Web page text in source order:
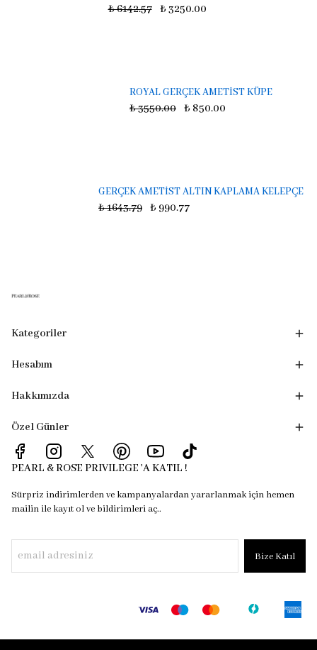
₺ 6142.57
₺ 3250.00
ROYAL GERÇEK AMETİST KÜPE
₺ 3550.00
₺ 850.00
GERÇEK AMETİST ALTIN KAPLAMA KELEPÇE
₺ 1643.79
₺ 990.77
Kategoriler
Hesabım
Hakkımızda
Özel Günler
PEARL & ROSE PRIVILEGE 'A KATIL !
Sürpriz indirimlerden ve kampanyalardan yararlanmak için hemen
mailin ile kayıt ol ve bildirimleri aç..
Bize Katıl